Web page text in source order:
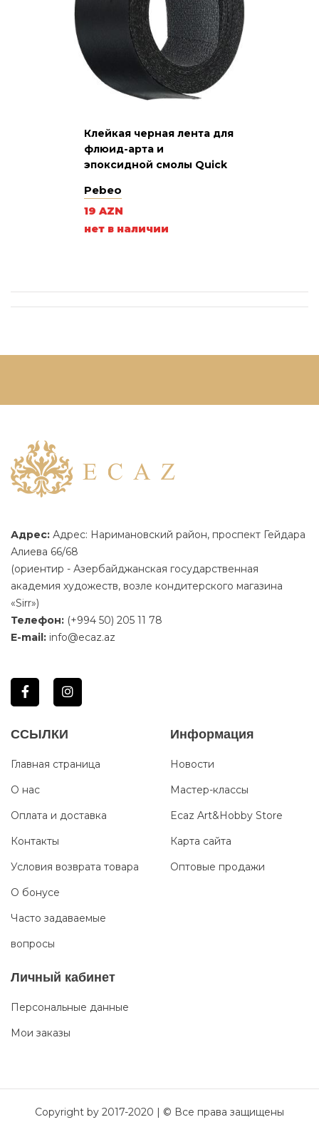
Клейкая черная лента для
флюид-арта и
эпоксидной смолы Quick
Pebeo
19 AZN
нет в наличии
Адрес: Адрес: Наримановский район, проспект Гейдара
Алиева 66/68
(ориентир - Азербайджанская государственная
академия художеств, возле кондитерского магазина
«Sirr»)
Телефон: (+994 50) 205 11 78
E-mail: info@ecaz.az
ССЫЛКИ
Главная страница
О нас
Оплата и доставка
Контакты
Условия возврата товара
О бонусе
Часто задаваемые
вопросы
Информация
Новости
Мастер-классы
Ecaz Art&Hobby Store
Карта сайта
Оптовые продажи
Личный кабинет
Персональные данные
Мои заказы
Copyright by 2017-2020 | © Все права защищены